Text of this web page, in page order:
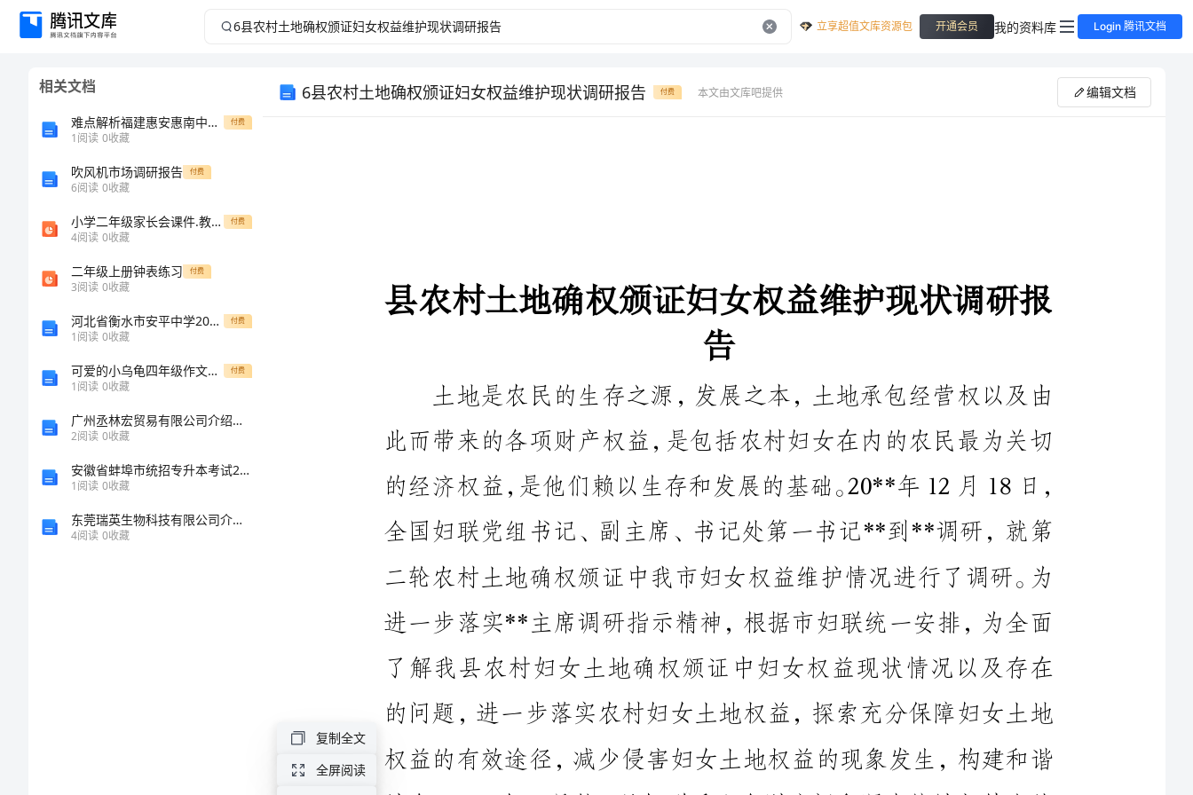
立享超值文库资源包 开通会员 我的资料库 Login 腾讯文档
相关文档
难点解析福建惠安惠南中学数学八年级下册三角形专题测试试题（含详细解析） 付费
1阅读 0收藏
吹风机市场调研报告 付费
6阅读 0收藏
小学二年级家长会课件.教学文稿 付费
4阅读 0收藏
二年级上册钟表练习 付费
3阅读 0收藏
河北省衡水市安平中学2024年高一物理下学期期末达标测试试题含解析 付费
1阅读 0收藏
可爱的小乌龟四年级作文450字 付费
1阅读 0收藏
广州丞林宏贸易有限公司介绍企业发展分析报告
2阅读 0收藏
安徽省蚌埠市统招专升本考试2023年计算机测试题及答案
1阅读 0收藏
东莞瑞英生物科技有限公司介绍企业发展分析报告
4阅读 0收藏
6县农村土地确权颁证妇女权益维护现状调研报告 付费 本文由文库吧提供 编辑文档
**县1997年实施二轮土地承包经营权登记发证，2008年又
土地是农民的生存之源，发展之本，土地承包经营权以及由
的经济权益，是他们赖以生存和发展的基础。20**年12月18日，
二轮农村土地确权颁证中我市妇女权益维护情况进行了调研。为
进一步落实**主席调研指示精神，根据市妇联统一安排，为全面
了解我县农村妇女土地确权颁证中妇女权益现状情况以及存在
权益的有效途径，减少侵害妇女土地权益的现象发生，构建和谐
社会，20**年1月份，县妇联采取个别访问和调查统计相结合的
形式对我县农村妇女的土地承包确权情况开展了调研。现将情况
报告如下：
复制全文
全屏阅读